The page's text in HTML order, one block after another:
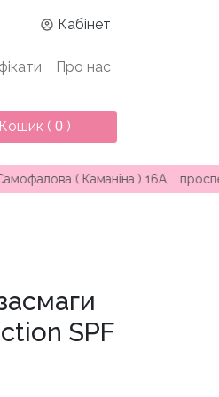
Кабінет
Про нас
Кошик ( 0 )
) 16А, проспект
SPF